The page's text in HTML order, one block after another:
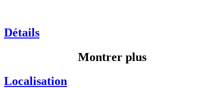
Détails
Montrer plus
Localisation